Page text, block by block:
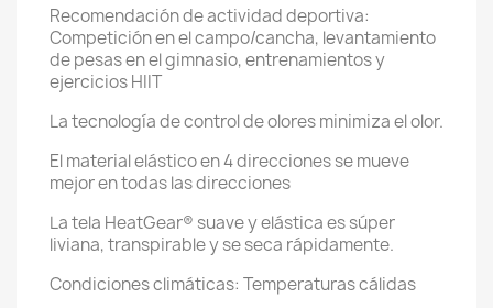
Recomendación de actividad deportiva:
Competición en el campo/cancha, levantamiento
de pesas en el gimnasio, entrenamientos y
ejercicios HIIT
La tecnología de control de olores minimiza el olor.
El material elástico en 4 direcciones se mueve
mejor en todas las direcciones
La tela HeatGear® suave y elástica es súper
liviana, transpirable y se seca rápidamente.
Condiciones climáticas: Temperaturas cálidas